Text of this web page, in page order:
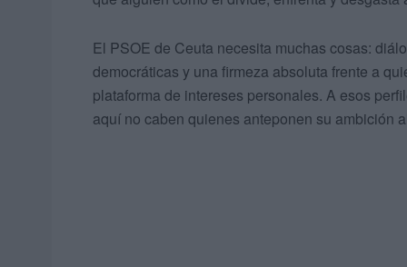
El PSOE de Ceuta necesita muchas cosas:
democráticas y una firmeza absoluta frente a
plataforma de intereses personales. A esos
aquí no caben quienes anteponen su ambición